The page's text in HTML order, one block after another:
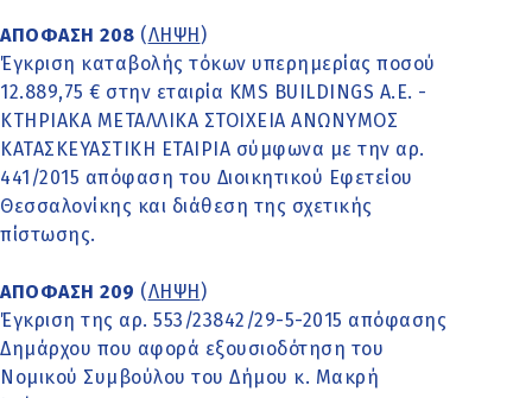
ΑΠΟΦΑΣΗ 208 (ΛΗΨΗ )
Έγκριση καταβολής τόκων υπερημερίας ποσού
12.889,75 € στην εταιρία KMS BUILDINGS A.E. -
ΚΤΗΡΙΑΚΑ ΜΕΤΑΛΛΙΚΑ ΣΤΟΙΧΕΙΑ ΑΝΩΝΥΜΟΣ
ΚΑΤΑΣΚΕΥΑΣΤΙΚΗ ΕΤΑΙΡΙΑ σύμφωνα με την αρ.
441/2015 απόφαση του Διοικητικού Εφετείου
Θεσσαλονίκης και διάθεση της σχετικής
πίστωσης.
ΑΠΟΦΑΣΗ 209 (ΛΗΨΗ )
Έγκριση της αρ. 553/23842/29-5-2015 απόφασης
Δημάρχου που αφορά εξουσιοδότηση του
Νομικού Συμβούλου του Δήμου κ. Μακρή